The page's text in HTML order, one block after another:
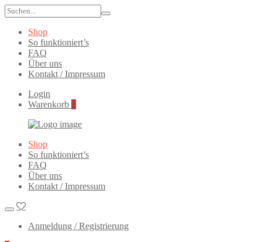
Search
for:
Shop
So funktioniert’s
FAQ
Über uns
Kontakt / Impressum
Login
Warenkorb 0
Autoteile
Primary
Menu
Shop
So funktioniert’s
FAQ
Über uns
Kontakt / Impressum
Anmeldung / Registrierung